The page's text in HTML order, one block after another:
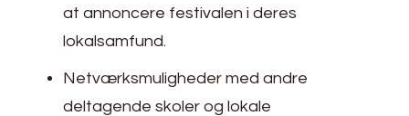
at annoncere festivalen i deres
lokalsamfund.
Netværksmuligheder med andre
deltagende skoler og lokale